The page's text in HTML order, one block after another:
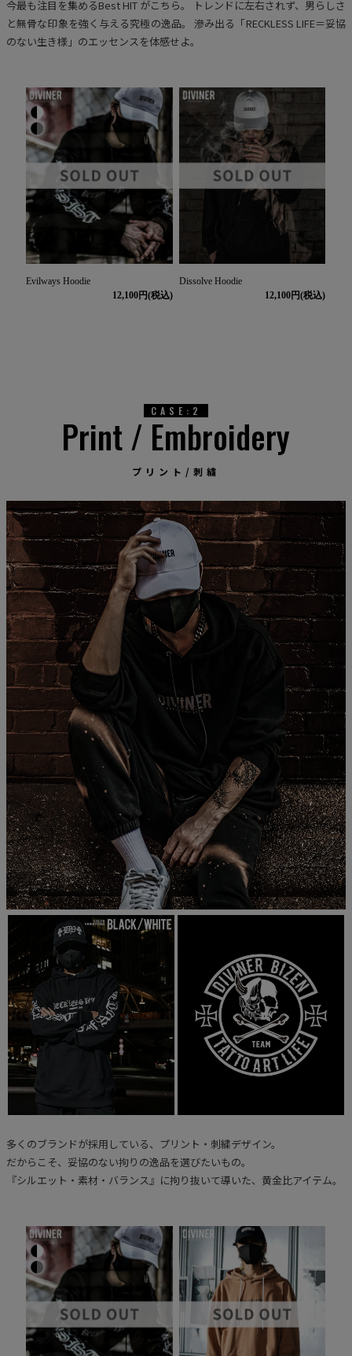
今最も注目を集めるBest HIT がこちら。 トレンドに左右されず、男らしさ
と無骨な印象を強く与える究極の逸品。 滲み出る「RECKLESS LIFE＝妥協
のない生き様」のエッセンスを体感せよ。
Evilways Hoodie
12,100
Dissolve Hoodie
12,100
CASE:2
Print / Embroidery
プリント/刺繍
多くのブランドが採用している、プリント・刺繍デザイン。
だからこそ、妥協のない拘りの逸品を選びたいもの。
『シルエット・素材・バランス』に拘り抜いて導いた、黄金比アイテム。